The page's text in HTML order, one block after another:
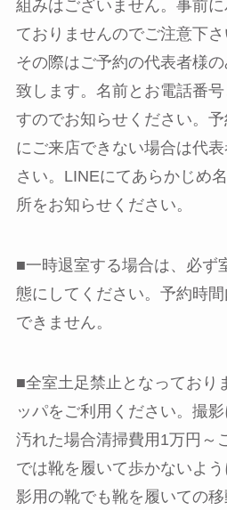
組みはございません。事前
ておりませんのでご注意下さ
その際はご予約の代表者様
致します。名前とお電話番
すのでお知らせください。
にご来店できない場合は代
さい。LINEにてあらかじめ
所をお知らせください。
■一時退室する場合は、必ず
態にしてください。予約時
できません。
■全室土足禁止となっており
ッパをご利用ください。撮
汚れた場合清掃費用1万円～
では靴を履いて歩かないよ
影用の靴でも靴を履いての移